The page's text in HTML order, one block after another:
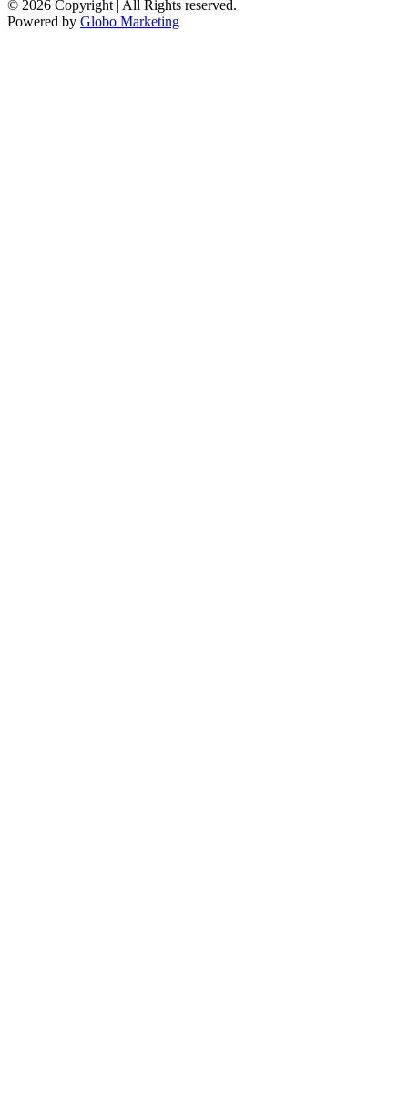
© 2026 Copyright | All Rights reserved.
Powered by Globo Marketing